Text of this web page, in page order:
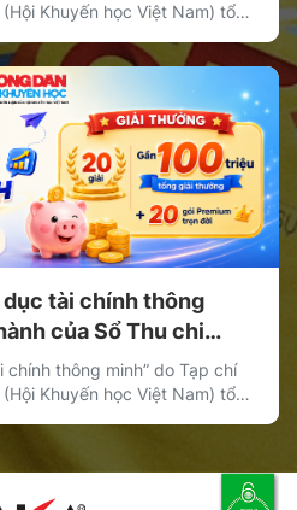
Khuyến học Việt Nam) tổ
vai trò nhà tài trợ giải thưởng.
lan tỏa […]
tài chính thông
của Sổ Thu chi
chính thông minh” do Tạp chí
Khuyến học Việt Nam) tổ
động, với sự đồng hành
vai trò nhà tài trợ giải thưởng.
lan tỏa […]